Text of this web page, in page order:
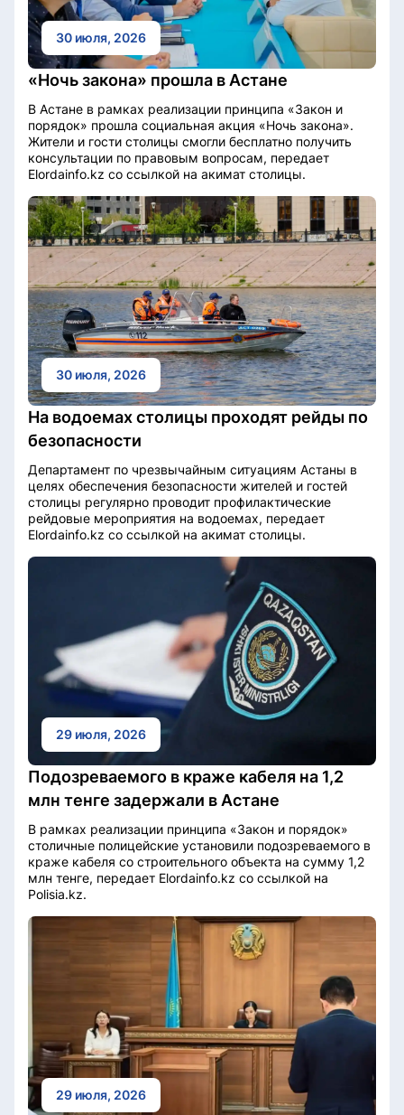
30 июля, 2026
«Ночь закона» прошла в Астане
В Астане в рамках реализации принципа «Закон и
порядок» прошла социальная акция «Ночь закона».
Жители и гости столицы смогли бесплатно получить
консультации по правовым вопросам, передает
Elordainfo.kz со ссылкой на акимат столицы.
30 июля, 2026
На водоемах столицы проходят рейды по
безопасности
Департамент по чрезвычайным ситуациям Астаны в
целях обеспечения безопасности жителей и гостей
столицы регулярно проводит профилактические
рейдовые мероприятия на водоемах, передает
Elordainfo.kz со ссылкой на акимат столицы.
29 июля, 2026
Подозреваемого в краже кабеля на 1,2
млн тенге задержали в Астане
В рамках реализации принципа «Закон и порядок»
столичные полицейские установили подозреваемого в
краже кабеля со строительного объекта на сумму 1,2
млн тенге, передает Elordainfo.kz со ссылкой на
Polisia.kz.
29 июля, 2026